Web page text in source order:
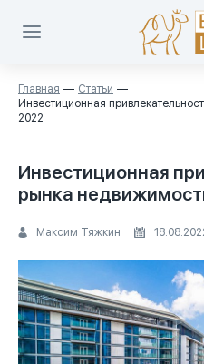
Главная
Статьи
Инвестиционная
2022
Инвестиционная
рынка
Максим Тяжкин